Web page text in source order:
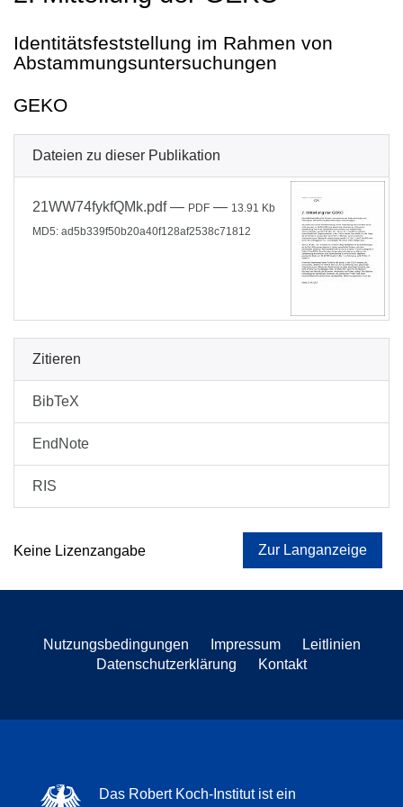
Identitätsfeststellung im Rahmen von
Abstammungsuntersuchungen
GEKO
Dateien zu dieser Publikation
21WW74fykfQMk.pdf— PDF — 13.91 Kb
MD5: ad5b339f50b20a40f128af2538c71812
Zitieren
BibTeX
EndNote
RIS
Keine Lizenzangabe Zur Langanzeige
Nutzungsbedingungen Impressum
Leitlinien
Datenschutzerklärung
Kontakt
Das Robert Koch-Institut ist ein